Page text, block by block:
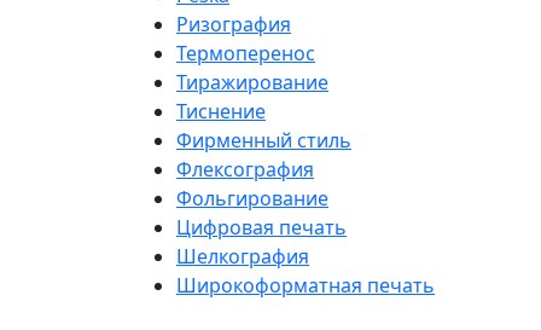
Ризография
Термоперенос
Тиражирование
Тиснение
Фирменный стиль
Флексография
Фольгирование
Цифровая печать
Шелкография
Широкоформатная печать